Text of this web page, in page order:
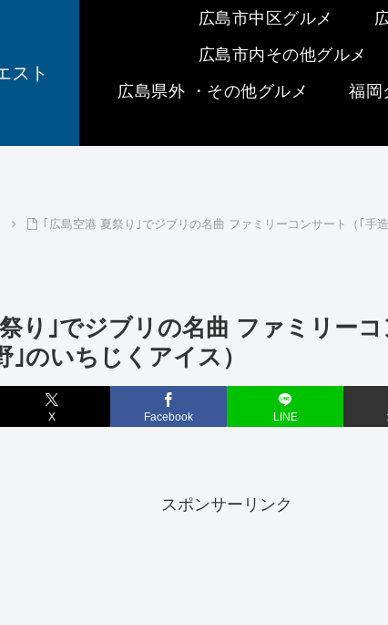
スト
広島市中区グルメ
広島市内その他グルメ
広島県外 ・その他グルメ
福岡
｢広島空港 夏祭り｣でジブリの名曲 ファミリーコンサート（｢手
り｣でジブリの名曲 ファミリー
｣のいちじくアイス）
X Facebook LINE
スポンサーリンク